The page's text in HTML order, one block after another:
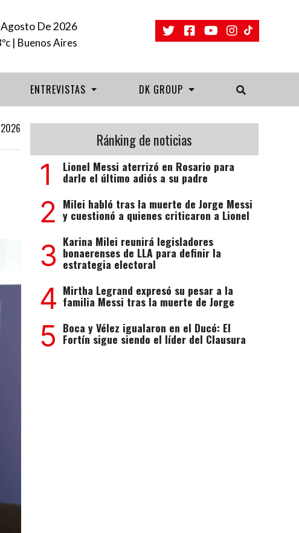
De 2026
| Buenos Aires
ENTREVISTAS DK GROUP
Ránking de noticias
1 Lionel Messi aterrizó en Rosario para
darle el último adiós a su padre
2 Milei habló tras la muerte de Jorge Messi
y cuestionó a quienes criticaron a Lionel
3 Karina Milei reunirá legisladores
bonaerenses de LLA para definir la
estrategia electoral
4 Mirtha Legrand expresó su pesar a la
familia Messi tras la muerte de Jorge
5 Boca y Vélez igualaron en el Ducó: El
Fortín sigue siendo el líder del Clausura